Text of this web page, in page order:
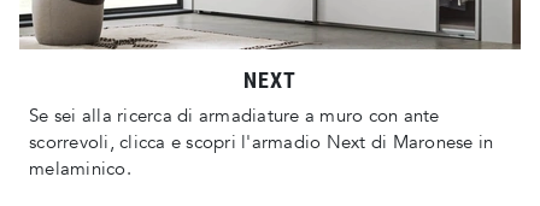
NEXT
Se sei alla ricerca di armadiature a muro con ante
scorrevoli, clicca e scopri l'armadio Next di Maronese in
melaminico.